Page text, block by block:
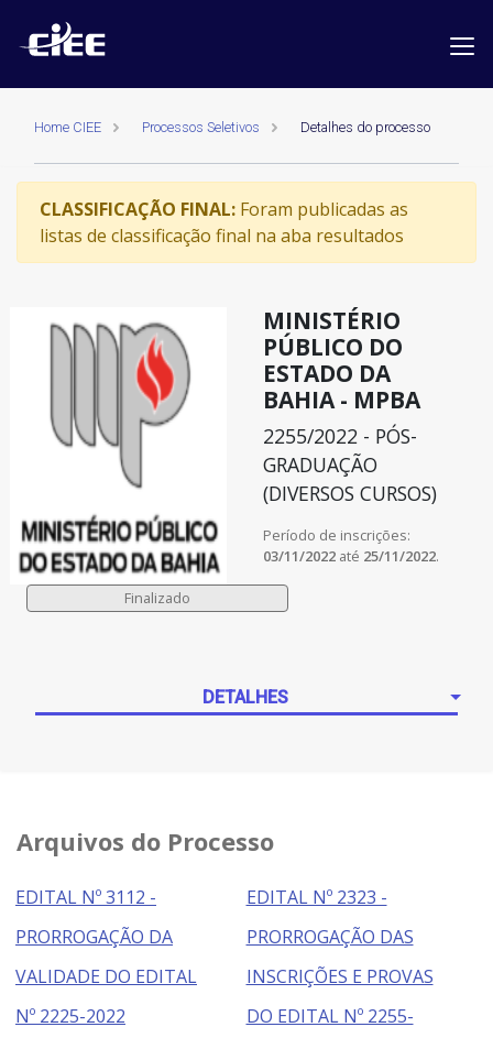
Home CIEE Processos Seletivos Detalhes do processo
CLASSIFICAÇÃO FINAL: Foram publicadas as
listas de classificação final na aba resultados
MINISTÉRIO
PÚBLICO DO
ESTADO DA
BAHIA - MPBA
2255/2022 - PÓS-
GRADUAÇÃO
(DIVERSOS CURSOS)
Período de inscrições:
03/11/2022 até 25/11/2022.
DETALHES
Arquivos do Processo
EDITAL Nº 3112 -
PRORROGAÇÃO DA
VALIDADE DO EDITAL
Nº 2225-2022
EDITAL Nº 2323 -
PRORROGAÇÃO DAS
INSCRIÇÕES E PROVAS
DO EDITAL Nº 2255-